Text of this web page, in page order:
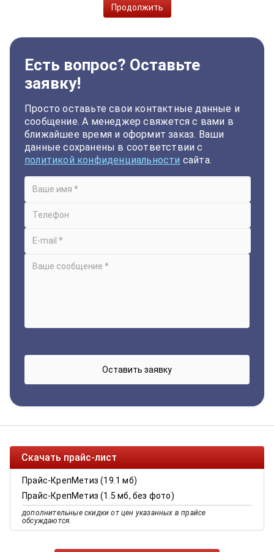
Продолжить
Есть вопрос? Оставьте
заявку!
Просто оставьте свои контактные данные и
сообщение. А менеджер свяжется с вами в
ближайшее время и оформит заказ. Ваши
данные сохранены в соответствии с
политикой конфиденциальности сайта.
Скачать прайс-лист
Прайс-КрепМетиз (19.1 мб)
Прайс-КрепМетиз (1.5 мб, без фото)
дополнительные скидки от цен указанных в прайсе
обсуждаются.